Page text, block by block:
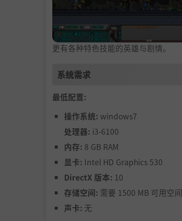
更有各种特色技能的英雄与剧情。
系统需求
最低配置:
操作系统: windows7
处理器: i3-6100
内存: 8 GB RAM
显卡: Intel HD Graphics 530
DirectX 版本: 10
存储空间: 需要 1500 MB 可用空间
声卡: 无